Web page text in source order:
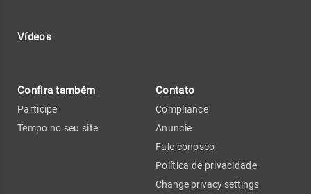
Vídeos
Confira também
Participe
Tempo no seu site
Contato
Compliance
Anuncie
Fale conosco
Política de privacidade
Change privacy settings